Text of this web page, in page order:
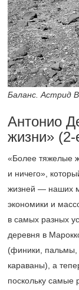
Баланс. Астрид
Антонио
жизни» (2-
«Более тяжелые
и ничего»,
жизней — наших
экономики и
в самых разных
деревня в
(финики, пальмы,
караваны), а
поскольку самые